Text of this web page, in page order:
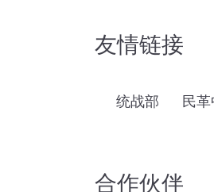
友情链接
统战部 民
合作伙伴